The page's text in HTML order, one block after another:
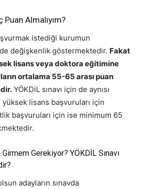
Puan Almalıyım?
istediği kurumun
değişkenlik göstermektedir. Fakat
lisans veya doktora eğitimine
ortalama 55-65 arası puan
YÖKDiL sınavı için de aynısı
lisans başvuruları için
başvuruları için ise minimum 65
Girmem Gerekiyor? YÖKDİL Sınavı
adayların sınavda